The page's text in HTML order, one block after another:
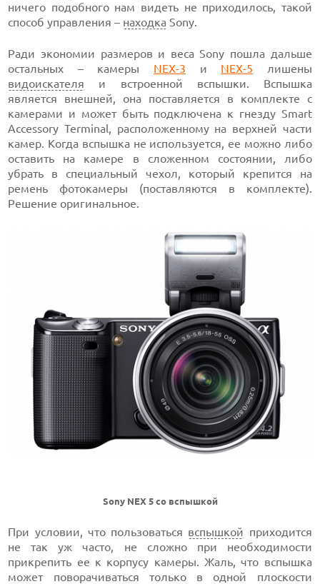
ничего подобного нам видеть не приходилось, такой
способ управления – находка Sony.
Ради экономии размеров и веса Sony пошла дальше
остальных – камеры NEX-3 и NEX-5 лишены
видоискателя и встроенной вспышки. Вспышка
является внешней, она поставляется в комплекте с
камерами и может быть подключена к гнезду Smart
Accessory Terminal, расположенному на верхней части
камер. Когда вспышка не используется, ее можно либо
оставить на камере в сложенном состоянии, либо
убрать в специальный чехол, который крепится на
ремень фотокамеры (поставляются в комплекте).
Решение оригинальное.
Sony NEX 5 со вспышкой
При условии, что пользоваться вспышкой приходится
не так уж часто, не сложно при необходимости
прикрепить ее к корпусу камеры. Жаль, что вспышка
может поворачиваться только в одной плоскости